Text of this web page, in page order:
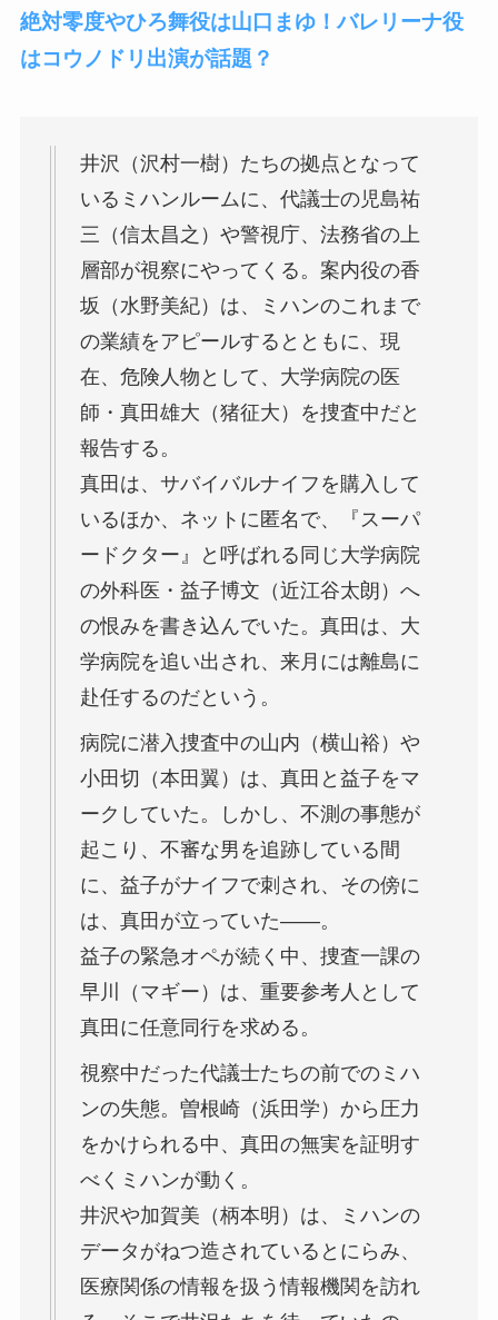
絶対零度やひろ舞役は山口まゆ！バレリーナ役
はコウノドリ出演が話題？
井沢（沢村一樹）たちの拠点となって
いるミハンルームに、代議士の児島祐
三（信太昌之）や警視庁、法務省の上
層部が視察にやってくる。案内役の香
坂（水野美紀）は、ミハンのこれまで
の業績をアピールするとともに、現
在、危険人物として、大学病院の医
師・真田雄大（猪征大）を捜査中だと
報告する。
真田は、サバイバルナイフを購入して
いるほか、ネットに匿名で、『スーパ
ードクター』と呼ばれる同じ大学病院
の外科医・益子博文（近江谷太朗）へ
の恨みを書き込んでいた。真田は、大
学病院を追い出され、来月には離島に
赴任するのだという。
病院に潜入捜査中の山内（横山裕）や
小田切（本田翼）は、真田と益子をマ
ークしていた。しかし、不測の事態が
起こり、不審な男を追跡している間
に、益子がナイフで刺され、その傍に
は、真田が立っていた――。
益子の緊急オペが続く中、捜査一課の
早川（マギー）は、重要参考人として
真田に任意同行を求める。
視察中だった代議士たちの前でのミハ
ンの失態。曽根崎（浜田学）から圧力
をかけられる中、真田の無実を証明す
べくミハンが動く。
井沢や加賀美（柄本明）は、ミハンの
データがねつ造されているとにらみ、
医療関係の情報を扱う情報機関を訪れ